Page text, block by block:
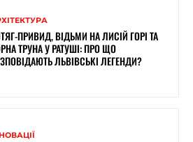
ПРИВИД, ВІДЬМИ НА ЛИСІЙ ГОРІ ТА
ТРУНА У РАТУШІ: ПРО ЩО
ЛЬВІВСЬКІ ЛЕГЕНДИ?